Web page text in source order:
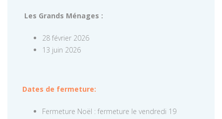
Les Grands Ménages :
28 février 2026
13 juin 2026
Dates de fermeture:
Fermeture Noël : fermeture le vendredi 19